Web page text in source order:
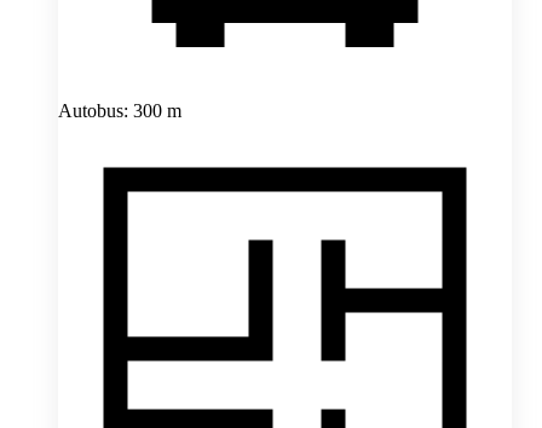
Autobus: 300 m